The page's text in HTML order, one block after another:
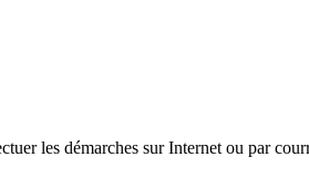
les démarches sur Internet ou par